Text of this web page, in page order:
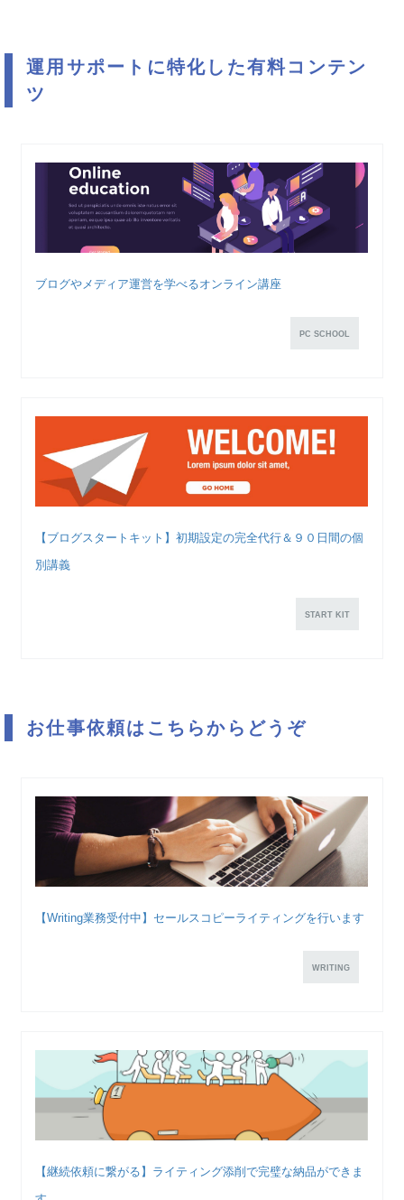
運用サポートに特化した有料コンテン
ツ
ブログやメディア運営を学べるオンライン講座
PC SCHOOL
【ブログスタートキット】初期設定の完全代行＆９０日間の個
別講義
START KIT
お仕事依頼はこちらからどうぞ
【Writing業務受付中】セールスコピーライティングを行います
WRITING
【継続依頼に繋がる】ライティング添削で完璧な納品ができま